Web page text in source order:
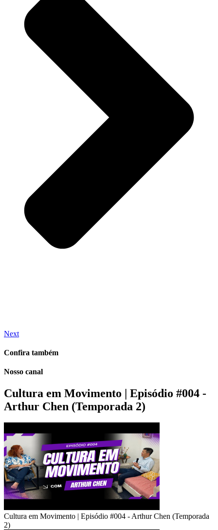
Next
Confira também
Nosso canal
Cultura em Movimento | Episódio #004 -
Arthur Chen (Temporada 2)
Cultura em Movimento | Episódio #004 - Arthur Chen (Temporada
2)